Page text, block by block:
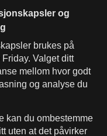
og
brukes på
Valget ditt
mellom hvor godt
og analyse du
kan du ombestemme
uten at det påvirker